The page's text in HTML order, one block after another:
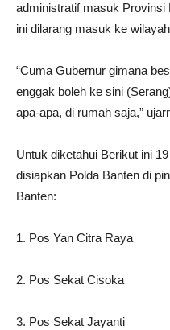
administratif masuk Provinsi
ini dilarang masuk ke
“Cuma Gubernur gimana
enggak boleh ke sini
apa-apa, di rumah saja,”
Untuk diketahui Berikut ini
disiapkan Polda Banten di
Banten:
1. Pos Yan Citra Raya
2. Pos Sekat Cisoka
3. Pos Sekat Jayanti